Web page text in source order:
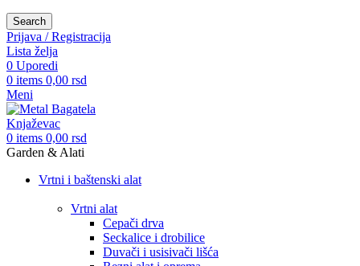
Search
Prijava / Registracija
Lista želja
0 Uporedi
0 items 0,00 rsd
Meni
0 items 0,00 rsd
Garden & Alati
Vrtni i baštenski alat
Vrtni alat
Cepači drva
Seckalice i drobilice
Duvači i usisivači lišća